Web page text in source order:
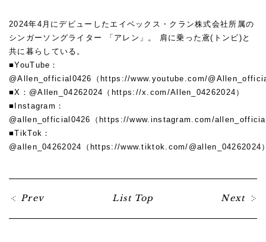
2024年4月にデビューしたエイベックス・クラン株式会社所属の
シンガーソングライター 「アレン」。 肩に乗った鳶(トンビ)と
共に暮らしている。
■YouTube：
@Allen_official0426（ https://www.youtube.com/
■X：@Allen_04262024（ https://x.com/Allen_04262024 ）
■Instagram：
@allen_official0426（ https://www.instagram.com/
■TikTok：
@allen_04262024（ https://www.tiktok.com/@allen_04262024
Prev List Top Next